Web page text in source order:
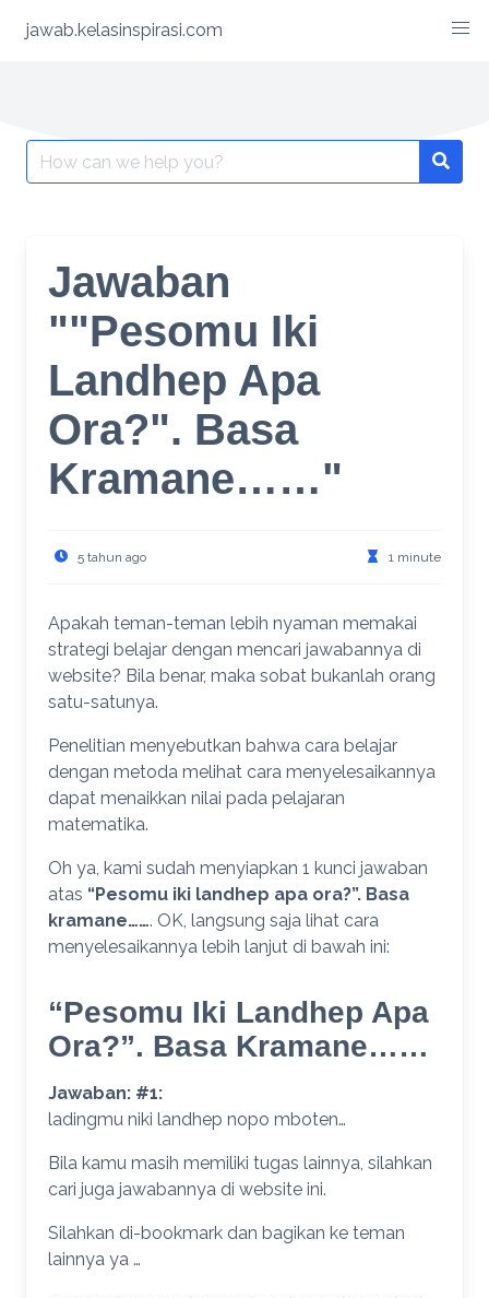
jawab.kelasinspirasi.com
Search
for:
Jawaban
""Pesomu Iki
Landhep Apa
Ora?". Basa
Kramane……"
5 tahun ago 1 minute
Apakah teman-teman lebih nyaman memakai
strategi belajar dengan mencari jawabannya di
website? Bila benar, maka sobat bukanlah orang
satu-satunya.
Penelitian menyebutkan bahwa cara belajar
dengan metoda melihat cara menyelesaikannya
dapat menaikkan nilai pada pelajaran
matematika.
Oh ya, kami sudah menyiapkan 1 kunci jawaban
atas “Pesomu iki landhep apa ora?”. Basa
kramane……. OK, langsung saja lihat cara
menyelesaikannya lebih lanjut di bawah ini:
“Pesomu Iki Landhep Apa
Ora?”. Basa Kramane……
Jawaban: #1:
ladingmu niki landhep nopo mboten…
Bila kamu masih memiliki tugas lainnya, silahkan
cari juga jawabannya di website ini.
Silahkan di-bookmark dan bagikan ke teman
lainnya ya …